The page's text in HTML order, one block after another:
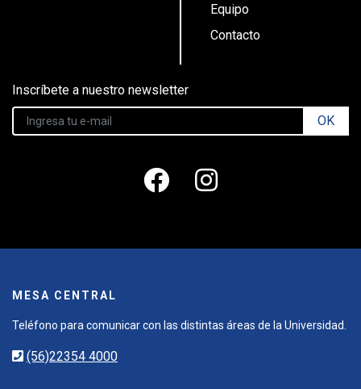
Equipo
Contacto
Inscríbete a nuestro newsletter
OK
MESA CENTRAL
Teléfono para comunicar con las distintas áreas de la Universidad.
(56)22354 4000